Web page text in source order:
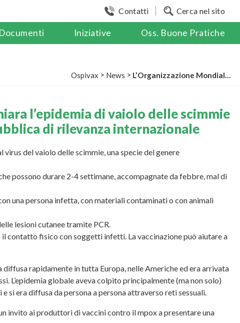
Contatti Cerca nel sito
Documenti Iniziative Oss. Buone Pratiche
Ospivax > News > L’Organizzazione Mondiale della Sanità dichiara l’epidemia di vaiolo delle scimmie in corso in Africa un’emergenza sanitaria pubblica di rilevanza internazionale
l’epidemia di vaiolo delle scimmie
di rilevanza internazionale
del vaiolo delle scimmie, una specie del genere
possono durare 2-4 settimane, accompagnate da febbre, mal di
una persona infetta, con materiali contaminati o con animali
lesioni cutanee tramite PCR.
contatto fisico con soggetti infetti. La vaccinazione può aiutare a
rapidamente in tutta Europa, nelle Americhe ed era arrivata
L’epidemia globale aveva colpito principalmente (ma non solo)
si era diffusa da persona a persona attraverso reti sessuali.
invito ai produttori di vaccini contro il mpox a presentare una